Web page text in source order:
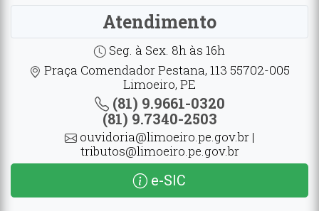
Atendimento
Seg. à Sex. 8h às 16h
Praça Comendador Pestana, 113 55702-005
Limoeiro, PE
(81) 9.9661-0320
(81) 9.7340-2503
ouvidoria@limoeiro.pe.gov.br |
tributos@limoeiro.pe.gov.br
e-SIC